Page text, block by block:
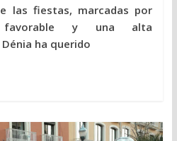
las fiestas, marcadas por
favorable y una alta
ha querido